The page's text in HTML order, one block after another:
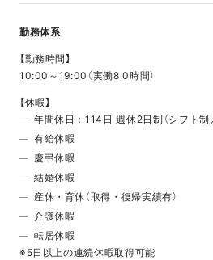
勤務体系
【勤務時間】
10:00～19:00（実働8.0時間）
【休暇】
年間休日：114日 週休2日制（シフト制
有給休暇
慶弔休暇
結婚休暇
産休・育休（取得・復帰実績有）
介護休暇
転居休暇
※5日以上の連続休暇取得可能